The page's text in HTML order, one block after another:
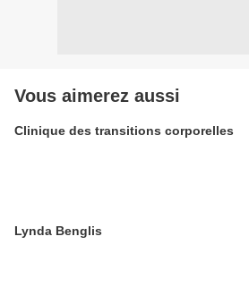
Vous aimerez aussi
Clinique des transitions corporelles
Lynda Benglis